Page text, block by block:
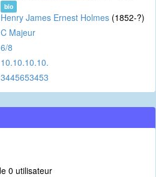
bio
Henry James Ernest Holmes (1852-?)
C Majeur
6/8
10.10.10.10.
3445653453
0 utilisateur